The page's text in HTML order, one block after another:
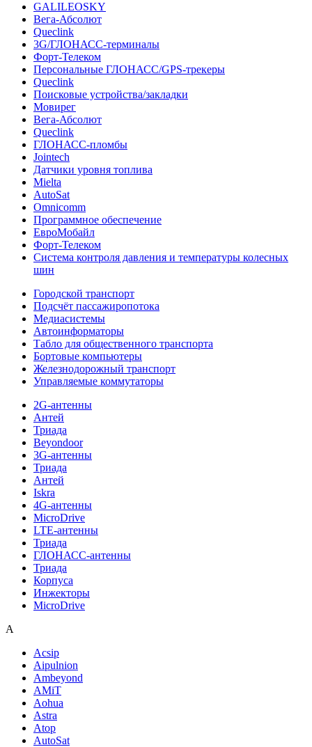
GALILEOSKY
Вега-Абсолют
Queclink
3G/ГЛОНАСС-терминалы
Форт-Телеком
Персональные ГЛОНАСС/GPS-трекеры
Queclink
Поисковые устройства/закладки
Мовирег
Вега-Абсолют
Queclink
ГЛОНАСС-пломбы
Jointech
Датчики уровня топлива
Mielta
AutoSat
Omnicomm
Программное обеспечение
ЕвроМобайл
Форт-Телеком
Система контроля давления и температуры колесных
шин
Городской транспорт
Подсчёт пассажиропотока
Медиасистемы
Автоинформаторы
Табло для общественного транспорта
Бортовые компьютеры
Железнодорожный транспорт
Управляемые коммутаторы
2G-антенны
Антей
Триада
Beyondoor
3G-антенны
Триада
Антей
Iskra
4G-антенны
MicroDrive
LTE-антенны
Триада
ГЛОНАСС-антенны
Триада
Корпуса
Инжекторы
MicroDrive
A
Acsip
Aipulnion
Ambeyond
AMiT
Aohua
Astra
Atop
AutoSat